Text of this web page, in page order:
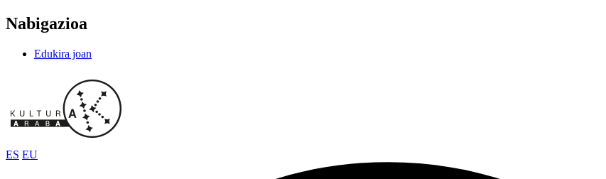
Nabigazioa
Edukira joan
ES EU